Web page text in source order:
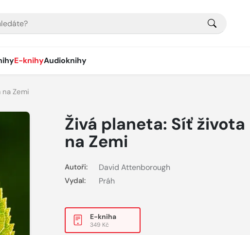
E-knihyAudioknihy
Zemi
Živá planeta: Síť života
na Zemi
Autoři: David Attenborough
Vydal: Práh
E-kniha
349 Kč